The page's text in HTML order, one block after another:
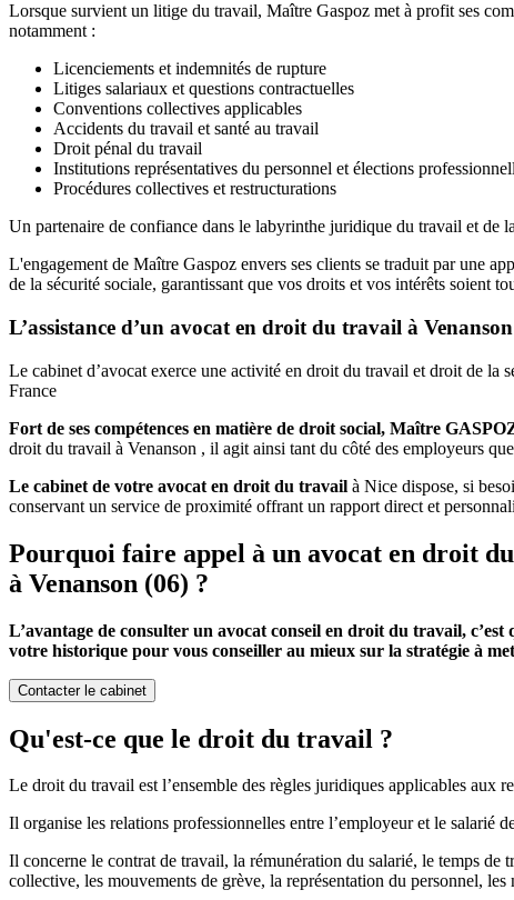
Lorsque survient un litige du travail, Maître Gaspoz met à profit ses
notamment :
Licenciements et indemnités de rupture
Litiges salariaux et questions contractuelles
Conventions collectives applicables
Accidents du travail et santé au travail
Droit pénal du travail
Institutions représentatives du personnel et élections
Procédures collectives et restructurations
Un partenaire de confiance dans le labyrinthe juridique du travail et de
L'engagement de Maître Gaspoz envers ses clients se traduit par une
de la sécurité sociale, garantissant que vos droits et vos intérêts soient
L’assistance d’un avocat en droit du travail à Venanson
Le cabinet d’avocat exerce une activité en droit du travail et droit de la
France
Fort de ses compétences en matière de droit social, Maître
droit du travail à Venanson , il agit ainsi tant du côté des employeurs que
Le cabinet de votre avocat en droit du travail à Nice dispose, si
conservant un service de proximité offrant un rapport direct et
Pourquoi faire appel à un avocat en droit
à Venanson (06) ?
L’avantage de consulter un avocat conseil en droit du travail,
votre historique pour vous conseiller au mieux sur la stratégie à
Contacter le cabinet
Qu'est-ce que le droit du travail ?
Le droit du travail est l’ensemble des règles juridiques applicables aux
Il organise les relations professionnelles entre l’employeur et le salarié
Il concerne le contrat de travail, la rémunération du salarié, le temps de
collective, les mouvements de grève, la représentation du personnel,